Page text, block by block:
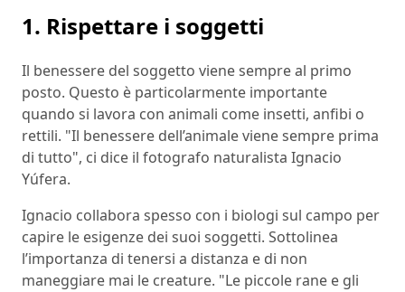
1. Rispettare i soggetti
Il benessere del soggetto viene sempre al primo
posto. Questo è particolarmente importante
quando si lavora con animali come insetti, anfibi o
rettili. "Il benessere dell’animale viene sempre prima
di tutto", ci dice il fotografo naturalista Ignacio
Yúfera.
Ignacio collabora spesso con i biologi sul campo per
capire le esigenze dei suoi soggetti. Sottolinea
l’importanza di tenersi a distanza e di non
maneggiare mai le creature. "Le piccole rane e gli